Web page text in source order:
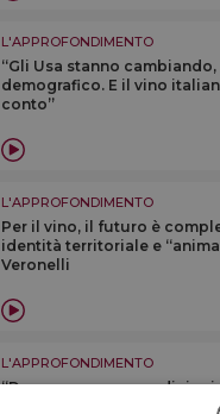
L'APPROFONDIMENTO
“Gli Usa stanno
demografico. E il vino
conto”
L'APPROFONDIMENTO
Per il vino, il futuro è
identità territoriale e
Veronelli
L'APPROFONDIMENTO
“Dovremmo cercare di
denominazioni sotto un